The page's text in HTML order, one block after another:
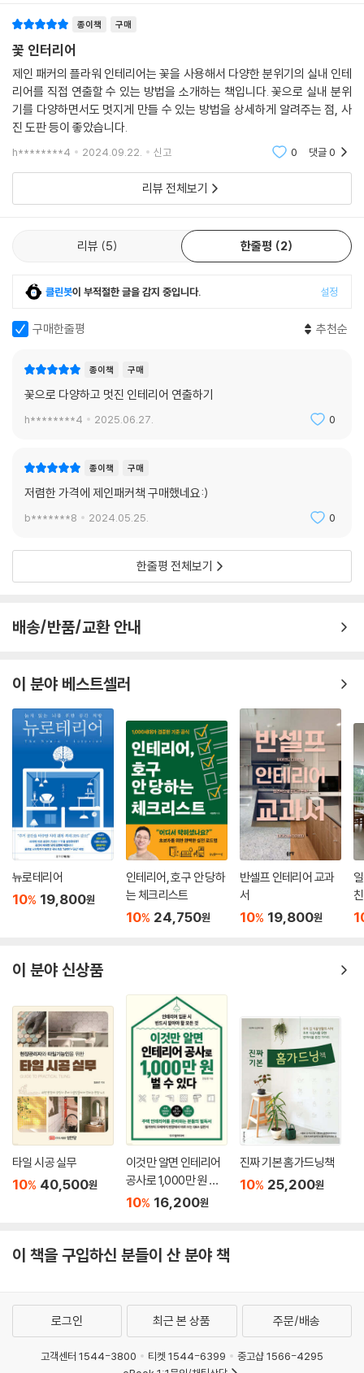
종이책 구매
꽃 인터리어
제인 패커의 플라워 인테리어는 꽃을 사용해서 다양한 분위기의 실내 인테
리어를 직접 연출할 수 있는 방법을 소개하는 책입니다. 꽃으로 실내 분위
기를 다양하면서도 멋지게 만들 수 있는 방법을 상세하게 알려주는 점, 사
진 도판 등이 좋았습니다.
h********4 2024.09.22. 신고 0 댓글0
리뷰 전체보기
리뷰 5 한줄평 2
클린봇이 부적절한 글을 감지 중입니다. 설정
구매한줄평 추천순
종이책 구매
꽃으로 다양하고 멋진 인테리어 연출하기
h********4 2025.06.27. 0
종이책 구매
저렴한 가격에 제인패커책 구매했네요:)
b*******8 2024.05.25. 0
한줄평 전체보기
배송/반품/교환 안내
이 분야 베스트셀러
뉴로테리어
10% 19,800원
인테리어, 호구 안 당하
는 체크리스트
10% 24,750원
반셀프 인테리어 교과
서
10% 19,800원
이 분야 신상품
타일 시공 실무
10% 40,500원
이것만 알면 인테리어
공사로 1,000만 원 벌
수 있다
10% 16,200원
진짜 기본 홈가드닝책
10% 25,200원
이 책을 구입하신 분들이 산 분야 책
로그인 최근 본 상품 주문/배송
고객센터 1544-3800 티켓 1544-6399
중고샵 1566-4295